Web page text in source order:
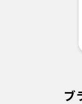
ブ